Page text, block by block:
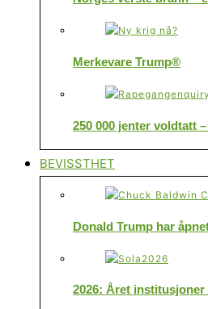
Merkevare Trump®
250 000 jenter voldtatt
BEVISSTHET
Donald Trump har
2026: Året